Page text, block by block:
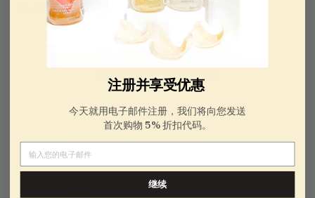
@Tulala @蜜豆豆
Customer Reviews
Based on 32 reviews
27
注册并享受优惠
今天就用电子邮件注册，我们将向您发送
首次购物 5% 折扣代码。
继续